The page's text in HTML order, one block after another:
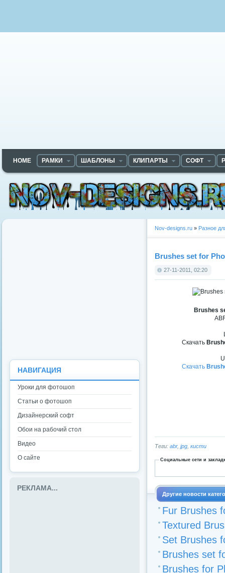
HOME РАМКИ ШАБЛОНЫ КЛИПАРТЫ СОФТ
Nov-designs.ru » Разное
Brushes set for
27-11-2011, 02:20
Brushes
Скачать
Скачать
Теги: abr, jpg кисти
Социальные сети и
Другие новости
Fur Brushes
Textured
Set Brushes
Brushes set
Brushes for
НАВИГАЦИЯ
Уроки для фотошоп
Статьи о фотошоп
Дизайнерский софт
Обои на рабочий стол
Видео
О сайте
РЕКЛАМА...